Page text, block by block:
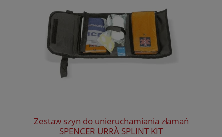
Zestaw szyn do unieruchamiania złamań
SPENCER URRÀ SPLINT KIT